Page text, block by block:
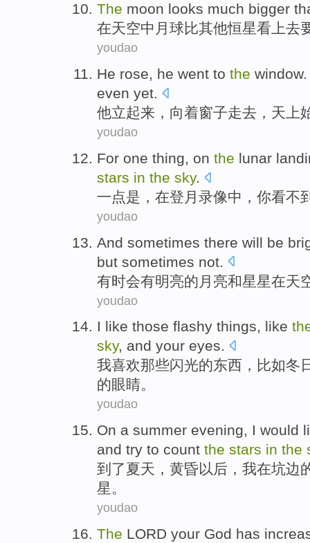
The moon looks much bigger
在天空中 月球比其他恒星看上去
youdao
He rose, he went to the window
even yet.
他立起来 ，向着窗子走去， 天上
youdao
For one thing, on the lunar
stars in the sky.
一点是， 在登月 录像中 ， 你看不
youdao
And sometimes there will be
but sometimes not
有时会有明亮的 月亮和星星在天
youdao
I like those flashy things, like
sky, and your eyes.
我喜欢那些闪光的东西 ， 比如冬
的眼睛。
youdao
On a summer evening, I would
and try to count the stars in the
到了夏天， 黄昏以后 ， 我在坑边
星。
youdao
The LORD your God has